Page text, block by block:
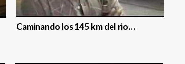
Caminando los 145 km del rio…